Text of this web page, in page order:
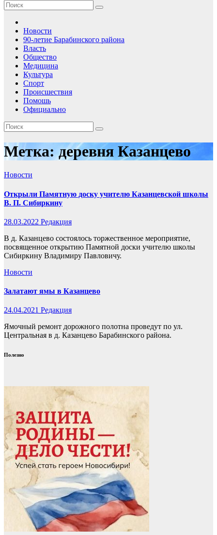
Новости
90-летие Барабинского района
Власть
Общество
Медицина
Культура
Спорт
Происшествия
Помошь
Официально
Метка:деревня Казанцево
Новости
Открыли Памятную доску учителю Казанцевской школы
В. П. Сибиркину
28.03.2022 Редакция
В д. Казанцево состоялось торжественное мероприятие,
посвященное открытию Памятной доски учителю школы
Сибиркину Владимиру Павловичу.
Новости
Залатают ямы в Казанцево
24.04.2021 Редакция
Ямочный ремонт дорожного полотна проведут по ул.
Центральная в д. Казанцево Барабинского района.
Полезно